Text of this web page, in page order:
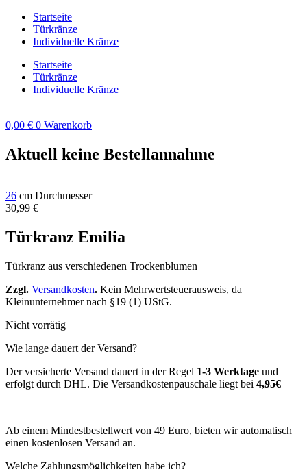
Zum
Inhalt
springen
Startseite
Türkränze
Individuelle Kränze
Startseite
Türkränze
Individuelle Kränze
0,00 € 0 Warenkorb
Aktuell keine Bestellannahme
26 cm Durchmesser
30,99 €
Türkranz Emilia
Türkranz aus verschiedenen Trockenblumen
Zzgl. Versandkosten. Kein Mehrwertsteuerausweis, da
Kleinunternehmer nach §19 (1) UStG.
Nicht vorrätig
Wie lange dauert der Versand?
Der versicherte Versand dauert in der Regel 1-3 Werktage und
erfolgt durch DHL. Die Versandkostenpauschale liegt bei 4,95€
Ab einem Mindestbestellwert von 49 Euro, bieten wir automatisch
einen kostenlosen Versand an.
Welche Zahlungsmöglichkeiten habe ich?